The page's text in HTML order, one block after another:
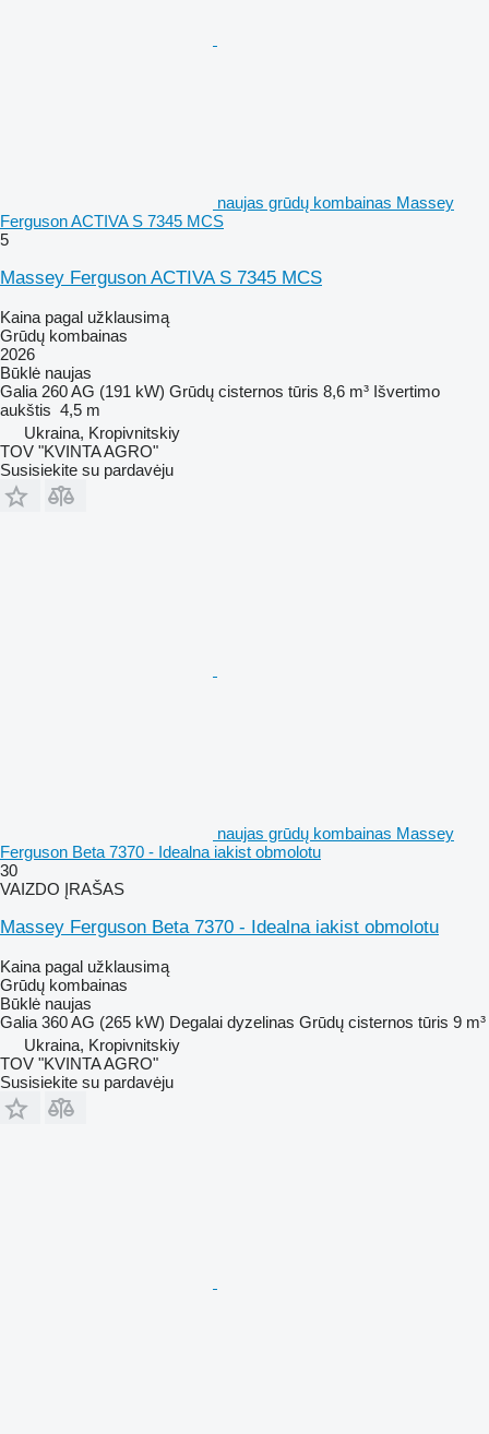
naujas grūdų kombainas Massey
Ferguson ACTIVA S 7345 MCS
5
Massey Ferguson ACTIVA S 7345 MCS
Kaina pagal užklausimą
Grūdų kombainas
2026
Būklė naujas
Galia 260 AG (191 kW) Grūdų cisternos tūris 8,6 m³ Išvertimo
aukštis 4,5 m
Ukraina, Kropivnitskiy
TOV "KVINTA AGRO"
Susisiekite su pardavėju
naujas grūdų kombainas Massey
Ferguson Beta 7370 - Idealna iakist obmolotu
30
VAIZDO ĮRAŠAS
Massey Ferguson Beta 7370 - Idealna iakist obmolotu
Kaina pagal užklausimą
Grūdų kombainas
Būklė naujas
Galia 360 AG (265 kW) Degalai dyzelinas Grūdų cisternos tūris 9 m³
Ukraina, Kropivnitskiy
TOV "KVINTA AGRO"
Susisiekite su pardavėju